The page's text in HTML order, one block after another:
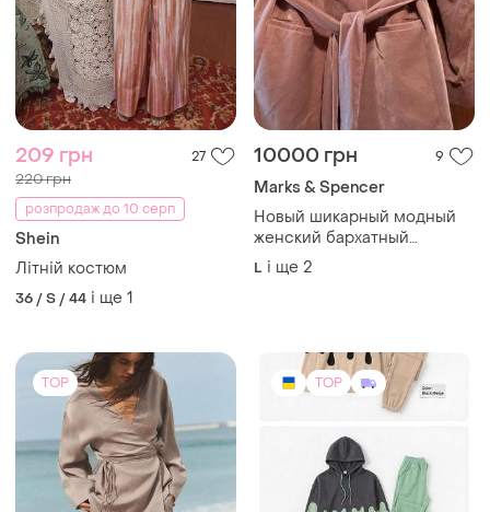
209 грн 27
220 грн
розпродаж до 10 серп
Shein
Літній костюм
36 / S / 44 і ще 1
10000 грн 9
Marks & Spencer
Новый шикарный модный
женский бархатный
брючный костюм размер
европейский 20 наш 50-
L і ще 2
TOP TOP